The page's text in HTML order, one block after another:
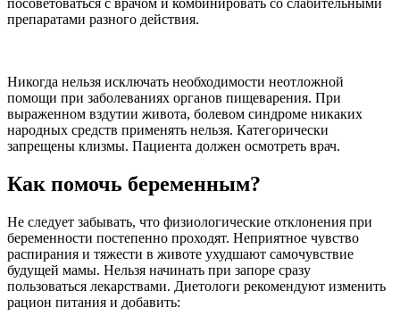
посоветоваться с врачом и комбинировать со слабительными
препаратами разного действия.
Никогда нельзя исключать необходимости неотложной
помощи при заболеваниях органов пищеварения. При
выраженном вздутии живота, болевом синдроме никаких
народных средств применять нельзя. Категорически
запрещены клизмы. Пациента должен осмотреть врач.
Как помочь беременным?
Не следует забывать, что физиологические отклонения при
беременности постепенно проходят. Неприятное чувство
распирания и тяжести в животе ухудшают самочувствие
будущей мамы. Нельзя начинать при запоре сразу
пользоваться лекарствами. Диетологи рекомендуют изменить
рацион питания и добавить: